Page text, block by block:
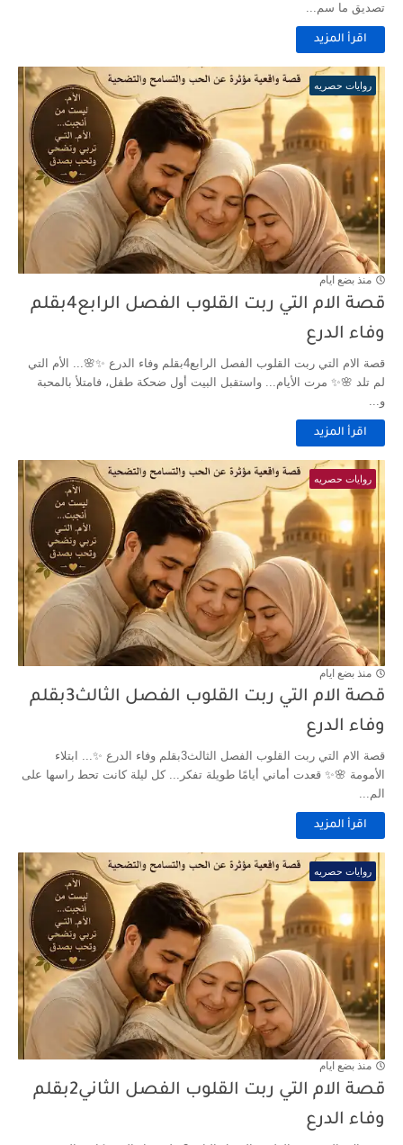
تصديق ما سم...
اقرأ المزيد
روايات حصريه
منذ بضع ايام
قصة الام التي ربت القلوب الفصل الرابع4بقلم
وفاء الدرع
قصة الام التي ربت القلوب الفصل الرابع4بقلم وفاء الدرع ✨🌸... الأم التي
لم تلد 🌸✨ مرت الأيام... واستقبل البيت أول ضحكة طفل، فامتلأ بالمحبة
و...
اقرأ المزيد
روايات حصريه
منذ بضع ايام
قصة الام التي ربت القلوب الفصل الثالث3بقلم
وفاء الدرع
قصة الام التي ربت القلوب الفصل الثالث3بقلم وفاء الدرع ✨... ابتلاء
الأمومة 🌸✨ قعدت أماني أيامًا طويلة تفكر... كل ليلة كانت تحط راسها على
الم...
اقرأ المزيد
روايات حصريه
منذ بضع ايام
قصة الام التي ربت القلوب الفصل الثاني2بقلم
وفاء الدرع